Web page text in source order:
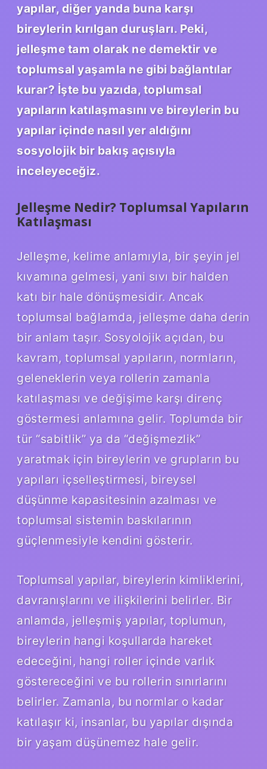
yapılar, diğer yanda buna karşı
bireylerin kırılgan duruşları. Peki,
jelleşme tam olarak ne demektir ve
toplumsal yaşamla ne gibi bağlantılar
kurar? İşte bu yazıda, toplumsal
yapıların katılaşmasını ve bireylerin bu
yapılar içinde nasıl yer aldığını
sosyolojik bir bakış açısıyla
inceleyeceğiz.
Jelleşme Nedir? Toplumsal Yapıların
Katılaşması
Jelleşme, kelime anlamıyla, bir şeyin jel
kıvamına gelmesi, yani sıvı bir halden
katı bir hale dönüşmesidir. Ancak
toplumsal bağlamda, jelleşme daha derin
bir anlam taşır. Sosyolojik açıdan, bu
kavram, toplumsal yapıların, normların,
geleneklerin veya rollerin zamanla
katılaşması ve değişime karşı direnç
göstermesi anlamına gelir. Toplumda bir
tür “sabitlik” ya da “değişmezlik”
yaratmak için bireylerin ve grupların bu
yapıları içselleştirmesi, bireysel
düşünme kapasitesinin azalması ve
toplumsal sistemin baskılarının
güçlenmesiyle kendini gösterir.
Toplumsal yapılar, bireylerin kimliklerini,
davranışlarını ve ilişkilerini belirler. Bir
anlamda, jelleşmiş yapılar, toplumun,
bireylerin hangi koşullarda hareket
edeceğini, hangi roller içinde varlık
göstereceğini ve bu rollerin sınırlarını
belirler. Zamanla, bu normlar o kadar
katılaşır ki, insanlar, bu yapılar dışında
bir yaşam düşünemez hale gelir.